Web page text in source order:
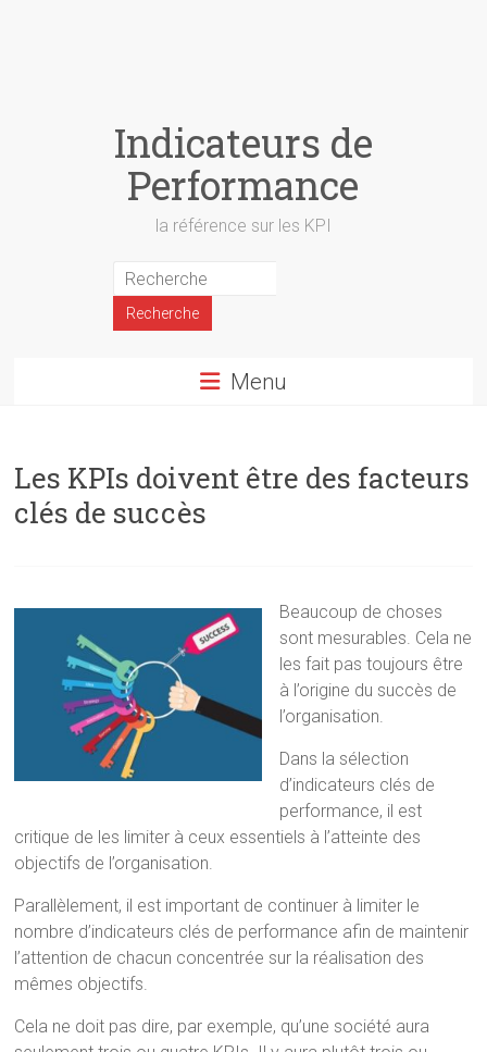
Indicateurs de
Performance
la référence sur les KPI
Menu
Les KPIs doivent être des facteurs
clés de succès
Beaucoup de choses
sont mesurables. Cela ne
les fait pas toujours être
à l’origine du succès de
l’organisation.
Dans la sélection
d’indicateurs clés de
performance, il est
critique de les limiter à ceux essentiels à l’atteinte des
objectifs de l’organisation.
Parallèlement, il est important de continuer à limiter le
nombre d’indicateurs clés de performance afin de maintenir
l’attention de chacun concentrée sur la réalisation des
mêmes objectifs.
Cela ne doit pas dire, par exemple, qu’une société aura